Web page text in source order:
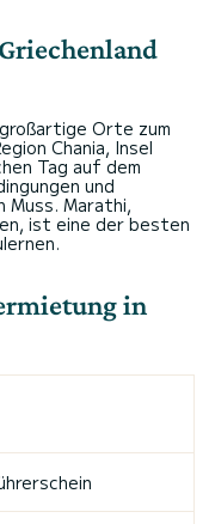
Orte zum
Chania, Insel
Tag auf dem
und
Muss. Marathi,
ist eine der besten
in